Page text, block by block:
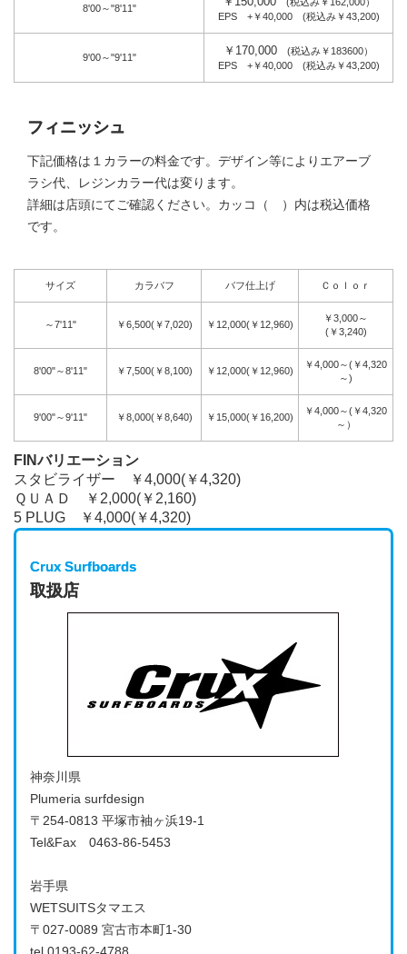
8'00～"8'11"
EPS +￥40,000 (税込み￥43,200)
9'00～"9'11" ￥170,000 (税込み￥183600）
EPS +￥40,000 (税込み￥43,200)
フィニッシュ
下記価格は１カラーの料金です。デザイン等によりエアーブ
ラシ代、レジンカラー代は変ります。
詳細は店頭にてご確認ください。カッコ（ ）内は税込価格
です。
サイズ カラバフ バフ仕上げ Ｃｏｌｏｒ
～7'11" ￥6,500(￥7,020) ￥12,000(￥12,960)
￥3,000～
(￥3,240)
8'00"～8'11" ￥7,500(￥8,100) ￥12,000(￥12,960)
￥4,000～(￥4,320
～)
9'00"～9'11" ￥8,000(￥8,640) ￥15,000(￥16,200)
￥4,000～(￥4,320
～）
FINバリエーション
スタビライザー ￥4,000(￥4,320)
ＱＵＡＤ ￥2,000(￥2,160)
5 PLUG ￥4,000(￥4,320)
Crux Surfboards
取扱店
神奈川県
Plumeria surfdesign
〒254-0813 平塚市袖ヶ浜19-1
Tel&Fax 0463-86-5453
岩手県
WETSUITSタマエス
〒027-0089 宮古市本町1-30